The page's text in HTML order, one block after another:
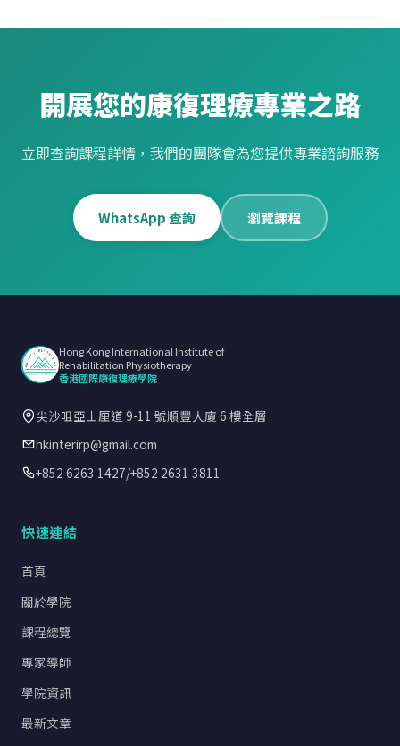
開展您的康復理療專業之路
立即查詢課程詳情，我們的團隊會為您提供專業諮詢服務
WhatsApp 查詢 瀏覽課程
Hong Kong International Institute of
Rehabilitation Physiotherapy
香港國際康復理療學院
尖沙咀亞士厘道 9-11 號順豐大廈 6 樓全層
hkinterirp@gmail.com
+852 6263 1427/+852 2631 3811
快速連結
首頁
關於學院
課程總覽
專家導師
學院資訊
最新文章